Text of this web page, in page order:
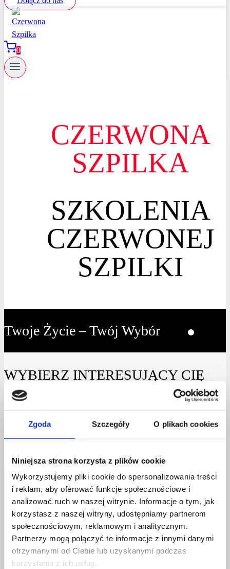
Zgoda Szczegóły O plikach cookies
Niniejsza strona korzysta z plików cookie
Wykorzystujemy pliki cookie do spersonalizowania treści
i reklam, aby oferować funkcje społecznościowe i
analizować ruch w naszej witrynie. Informacje o tym, jak
korzystasz z naszej witryny, udostępniamy partnerom
społecznościowym, reklamowym i analitycznym.
Partnerzy mogą połączyć te informacje z innymi danymi
otrzymanymi od Ciebie lub uzyskanymi podczas
korzystania z ich usług.
0
CZERWONA
SZPILKA
SZKOLENIA
CZERWONEJ
SZPILKI
Twoje Życie – Twój Wybór
WYBIERZ INTERESUJĄCY CIĘ
PRODUKT I ZADBAJ ZE MNĄ
O SWÓJ ROZWÓJ!
Nie znaleziono produktów, których szukasz.
Profil facebook Czerwona
Szpilka
Profil instagram Czerwona